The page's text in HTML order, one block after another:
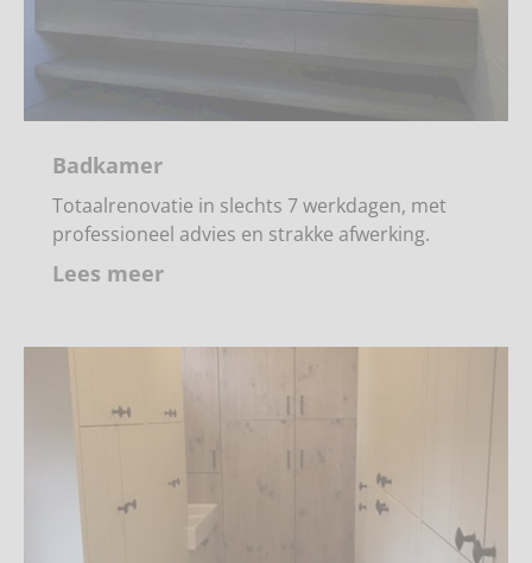
Badkamer
Totaalrenovatie in slechts 7 werkdagen, met
professioneel advies en strakke afwerking.
Lees meer